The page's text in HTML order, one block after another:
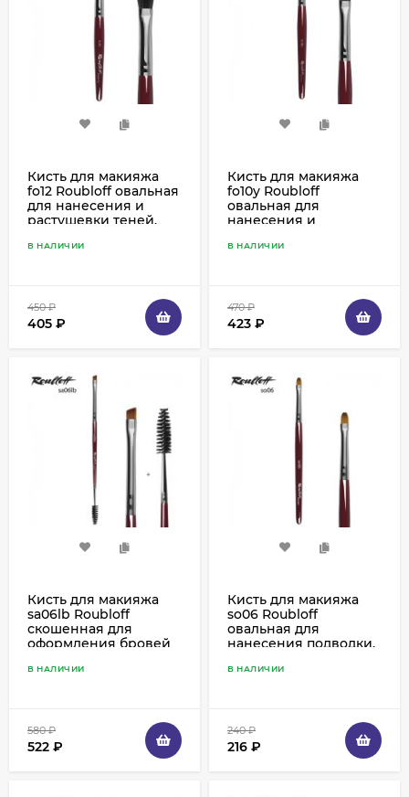
Кисть для макияжа
fo12 Roubloff овальная
для нанесения и
растушевки теней,
В НАЛИЧИИ
450₽
405 ₽
Кисть для макияжа
fo10y Roubloff
овальная для
нанесения и
укороченная,
В НАЛИЧИИ
470₽
423 ₽
Кисть для макияжа
sa06lb Roubloff
скошенная для
оформления бровей
ресничного края,
В НАЛИЧИИ
580₽
522 ₽
Кисть для макияжа
so06 Roubloff
овальная для
нанесения подводки,
акварели, имитация
В НАЛИЧИИ
240₽
216 ₽